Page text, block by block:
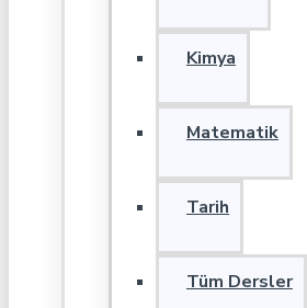
Kimya
Matematik
Tarih
Tüm Dersler